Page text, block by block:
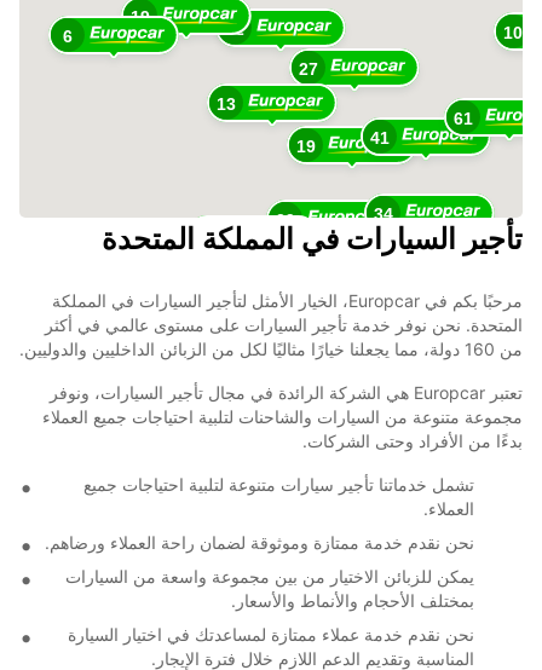
12
19
27
13
6
19 41
29
23
61
10
34
تأجير السيارات في المملكة المتحدة
مرحبًا بكم في Europcar، الخيار الأمثل لتأجير السيارات في المملكة
المتحدة. نحن نوفر خدمة تأجير السيارات على مستوى عالمي في أكثر
من 160 دولة، مما يجعلنا خيارًا مثاليًا لكل من الزبائن الداخليين والدوليين.
تعتبر Europcar هي الشركة الرائدة في مجال تأجير السيارات، ونوفر
مجموعة متنوعة من السيارات والشاحنات لتلبية احتياجات جميع العملاء
بدءًا من الأفراد وحتى الشركات.
تشمل خدماتنا تأجير سيارات متنوعة لتلبية احتياجات جميع
العملاء.
نحن نقدم خدمة ممتازة وموثوقة لضمان راحة العملاء ورضاهم.
يمكن للزبائن الاختيار من بين مجموعة واسعة من السيارات
بمختلف الأحجام والأنماط والأسعار.
نحن نقدم خدمة عملاء ممتازة لمساعدتك في اختيار السيارة
المناسبة وتقديم الدعم اللازم خلال فترة الإيجار.